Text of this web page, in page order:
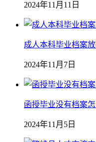
2024年11月11日
成人本科毕业档案
2024年11月7日
函授毕业没有档案
2024年11月5日